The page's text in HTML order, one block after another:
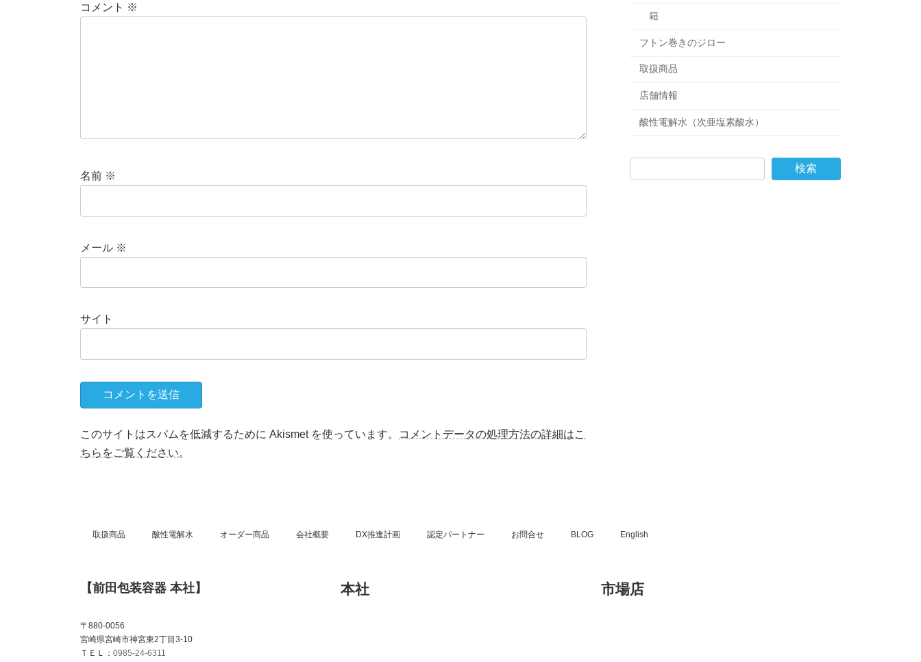
コメント ※
名前 ※
メール ※
サイト
このサイトはスパムを低減するために Akismet を使っています。
コメントデータの処理方法の詳細はこ
ちらをご覧ください。
箱
フトン巻きのジロー
取扱商品
店舗情報
酸性電解水（次亜塩素酸水）
検索
取扱商品 酸性電解水 オーダー商品 会社概要 DX推進計画 認定パートナー お問合せ BLOG English
【前田包装容器 本社】
〒880-0056
宮崎県宮崎市神宮東2丁目3-10
ＴＥＬ： 0985-24-6311
本社 市場店